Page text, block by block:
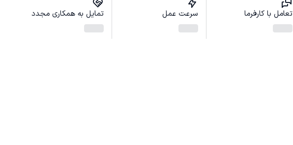
تعامل با کارفرما سرعت عمل تمایل به همکاری مجدد